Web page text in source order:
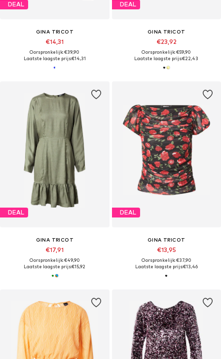
DEAL
GINA TRICOT
€14,31
Oorspronkelijk: €39,90
Laatste laagste prijs:€14,31
DEAL
GINA TRICOT
€23,92
Oorspronkelijk: €59,90
Laatste laagste prijs:€22,43
DEAL
GINA TRICOT
€17,91
Oorspronkelijk: €49,90
Laatste laagste prijs:€15,92
DEAL
GINA TRICOT
€13,95
Oorspronkelijk: €37,90
Laatste laagste prijs:€13,46